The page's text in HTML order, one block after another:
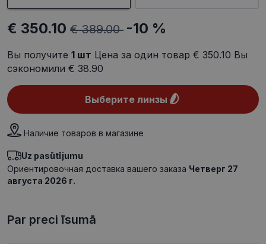
€ 350.10 € 389.00 -10 %
Вы получите 1 шт Цена за один товар € 350.10 Вы
сэкономили € 38.90
Выберите линзы
Наличие товаров в магазине
Uz pasūtījumu
Ориентировочная доставка вашего заказа Четверг 27
августа 2026 г.
Par preci īsumā